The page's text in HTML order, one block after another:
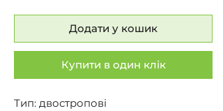
Додати у кошик
Купити в один клік
Тип: двостропові